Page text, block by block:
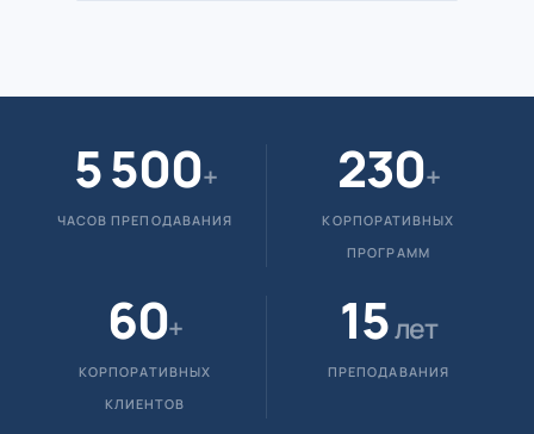
5 500+
ЧАСОВ ПРЕПОДАВАНИЯ
230+
КОРПОРАТИВНЫХ
ПРОГРАММ
60+
КОРПОРАТИВНЫХ
КЛИЕНТОВ
15лет
ПРЕПОДАВАНИЯ